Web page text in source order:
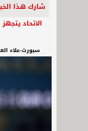
شارك هذا
الاتحاد
سبورت-علاء